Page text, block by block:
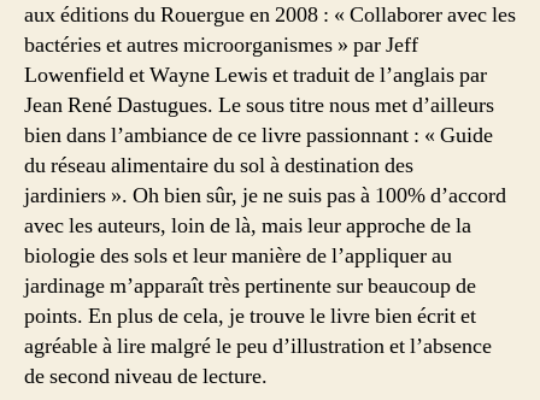
W.
Lewis
aux éditions du Rouergue en 2008 : « Collaborer avec les
bactéries et autres microorganismes » par Jeff
Lowenfield et Wayne Lewis et traduit de l’anglais par
Jean René Dastugues. Le sous titre nous met d’ailleurs
bien dans l’ambiance de ce livre passionnant : « Guide
du réseau alimentaire du sol à destination des
jardiniers ». Oh bien sûr, je ne suis pas à 100% d’accord
avec les auteurs, loin de là, mais leur approche de la
biologie des sols et leur manière de l’appliquer au
jardinage m’apparaît très pertinente sur beaucoup de
points. En plus de cela, je trouve le livre bien écrit et
agréable à lire malgré le peu d’illustration et l’absence
de second niveau de lecture.